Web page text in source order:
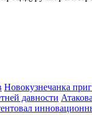
Новокузнечанка
давности